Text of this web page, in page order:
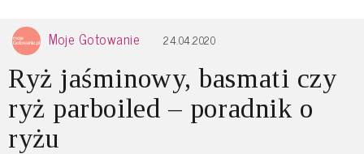
Moje Gotowanie 24.04.2020
Ryż jaśminowy, basmati czy
ryż parboiled – poradnik o
ryżu